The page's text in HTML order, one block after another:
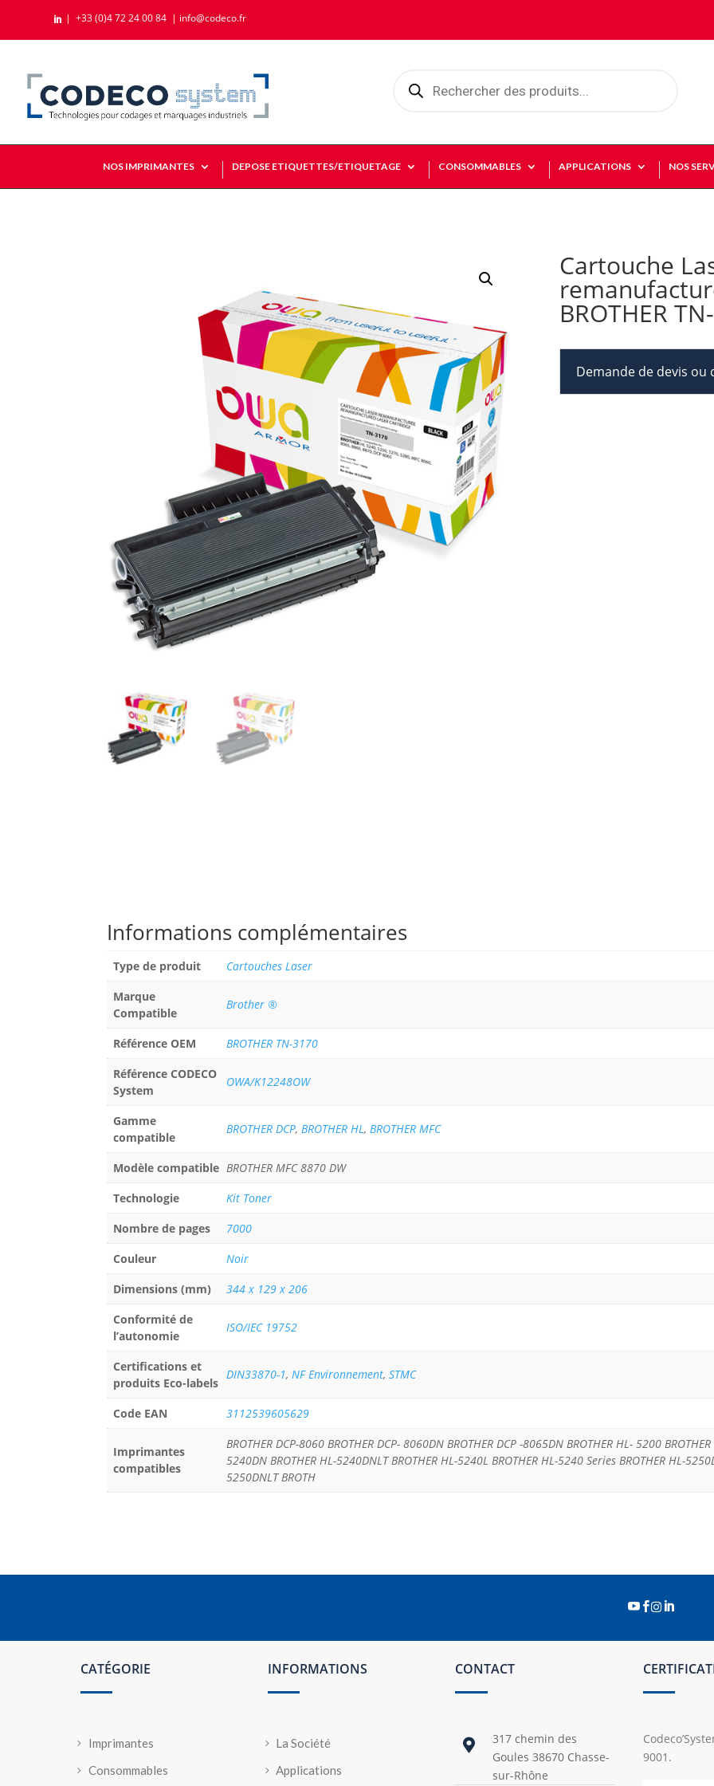
 | +33 (0)4 72 24 00 84 | info@codeco.fr
produits
NOS IMPRIMANTES DEPOSE ETIQUETTES/ETIQUETAGE CONSOMMABLES APPLICATIONS NOS
Cartouche
BROTHER
Demande de devis
Informations complémentaires
Type de produit
Cartouches Laser
Marque
Compatible
Brother ®
Référence OEM
BROTHER TN-3170
Référence CODECO
System
OWA/K12248OW
Gamme
compatible
BROTHER DCP,BROTHER HL,BROTHER MFC
Modèle compatible BROTHER MFC 8870 DW
Technologie
Kit Toner
Nombre de pages
7000
Couleur
Noir
Dimensions (mm)
344 x 129 x 206
Conformité de
l’autonomie
ISO/IEC 19752
Certifications et
produits Eco-labels
DIN33870-1,NF Environnement,STMC
Code EAN 3112539605629
Imprimantes
compatibles
BROTHER DCP-8060 BROTHER DCP- 8060DN BROTHER DCP -8065DN BROTHER HL- 5200
5240DN BROTHER HL-5240DNLT BROTHER HL-5240L BROTHER HL-5240 Series BROTHER HL-
5250DNLT BROTH
 
CATÉGORIE
Imprimantes
Consommables
INFORMATIONS
La Société
Applications
CONTACT

317 chemin des
Goules 38670 Chasse-
sur-Rhône
9001.